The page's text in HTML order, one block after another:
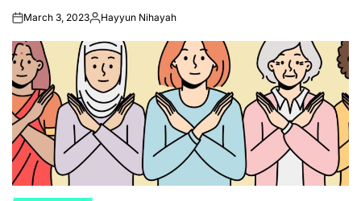
onMarch 3, 2023PostedHayyun Nihayah